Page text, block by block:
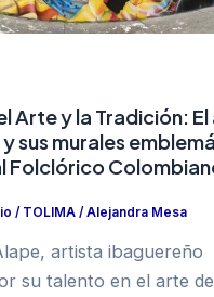
Arte y la Tradición:
y sus murales
Folclórico
/ TOLIMA/ Alejandra Mesa
artista ibaguereño
su talento en el arte